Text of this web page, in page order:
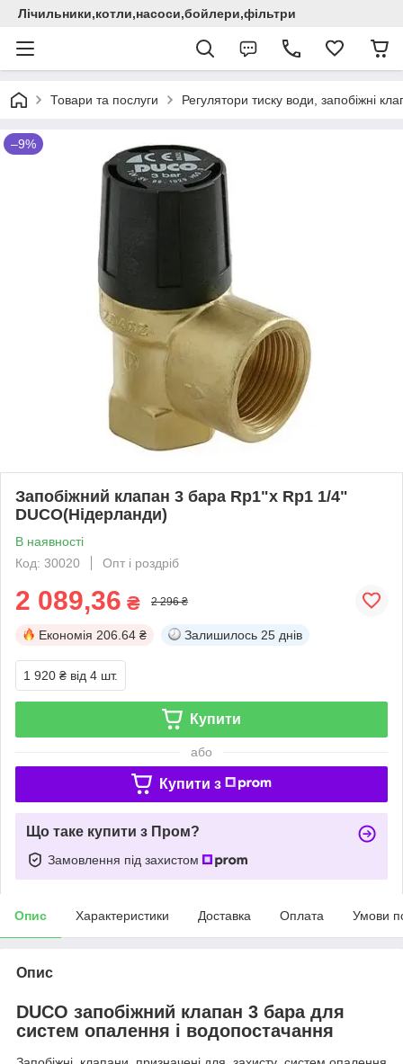
Лічильники,котли,насоси,бойлери,фільтри
Товари та послуги Регулятори тиску води, запобіжні
–9%
Запобіжний клапан 3 бара Rp1"х Rp1 1/4"
DUCO(Нідерланди)
В наявності
Код: 30020
Опт і роздріб
2 089,36 ₴ 2 296 ₴
Економія 206.64 ₴ Залишилось 25 днів
1 920 ₴ від 4 шт.
Купити
або
Купити з
Що таке купити з Пром?
Замовлення під захистом
Опис Характеристики Доставка Оплата Умови
Опис
DUCO запобіжний клапан 3 бара для
систем опалення і водопостачання